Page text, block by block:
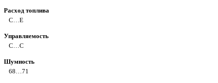
Расход топлива
C…E
Управляемость
C…C
Шумность
68…71